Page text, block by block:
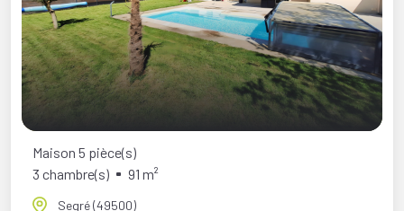
Maison 5 pièce(s)
3 chambre(s)
91 m²
Segré (49500)